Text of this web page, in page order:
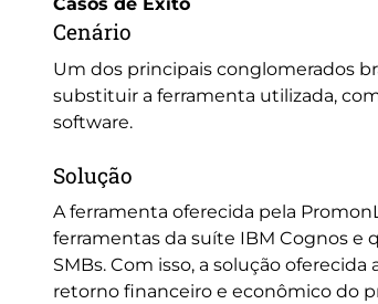
Cenário
Um dos principais conglomerados
substituir a ferramenta utilizada,
software.
Solução
A ferramenta oferecida pela
ferramentas da suíte IBM Cognos e
SMBs. Com isso, a solução
retorno financeiro e econômico do